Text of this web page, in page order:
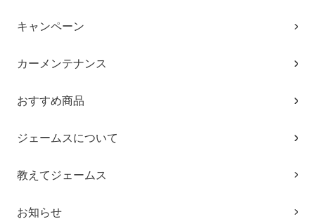
キャンペーン
カーメンテナンス
おすすめ商品
ジェームスについて
教えてジェームス
お知らせ